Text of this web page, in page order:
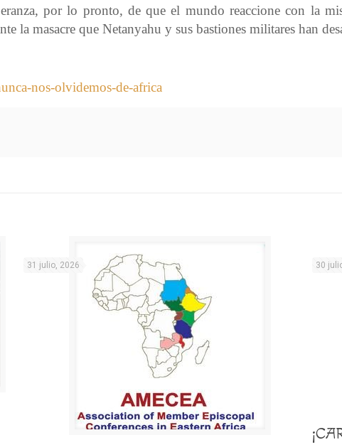
por lo pronto, de que el mundo reaccione con la
la masacre que Netanyahu y sus bastiones militares han
nos-olvidemos-de-africa
31 julio, 2026 30